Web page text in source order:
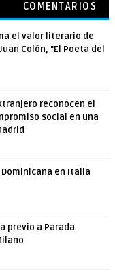
COMENTARIOS
el valor literario de
Colón, "El Poeta del
reconocen el
social en una
en Italia
previo a Parada